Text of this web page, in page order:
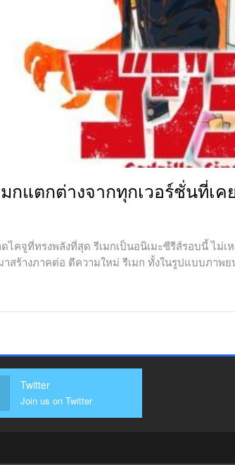
กแตกต่างจากทุกเวอร์ชั่นที่เค
คจูที่ทรงพลังที่สุด รีเมกเป็นอนิเมะซีรีส์รอบนี้ ไม่
ร้างภาคต่อ ตีความใหม่ รีเมก ทั้งในรูปแบบภาพ
Twitter
Join us on Twitter